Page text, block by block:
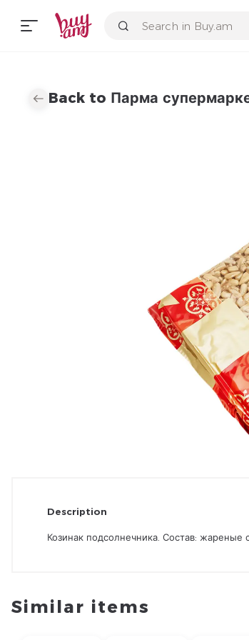
Back to Парма
Description
Козинак подсолнечника. Состав:
Similar items